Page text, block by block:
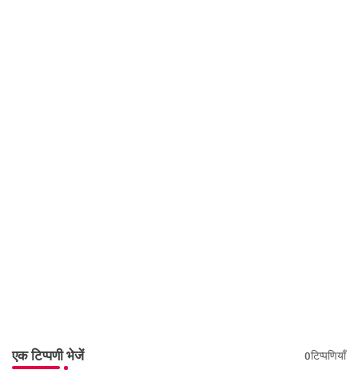
एक टिप्पणी भेजें 0टिप्पणियाँ